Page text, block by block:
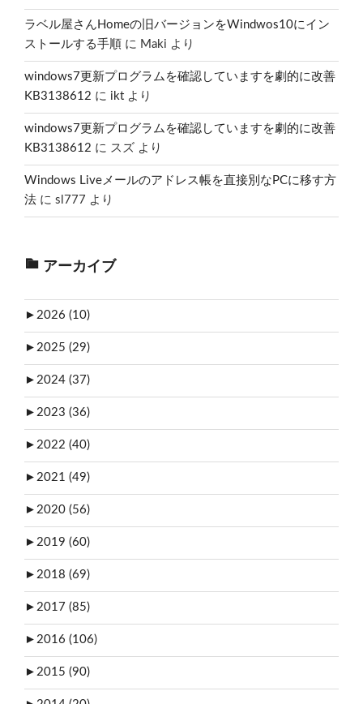
ラベル屋さんHomeの旧バージョンをWindwos10にイン
ストールする手順 に Maki より
windows7更新プログラムを確認していますを劇的に改善
KB3138612 に ikt より
windows7更新プログラムを確認していますを劇的に改善
KB3138612 に スズ より
Windows Liveメールのアドレス帳を直接別なPCに移す方
法 に sl777 より
アーカイブ
► 2026 (10)
► 2025 (29)
► 2024 (37)
► 2023 (36)
► 2022 (40)
► 2021 (49)
► 2020 (56)
► 2019 (60)
► 2018 (69)
► 2017 (85)
► 2016 (106)
► 2015 (90)